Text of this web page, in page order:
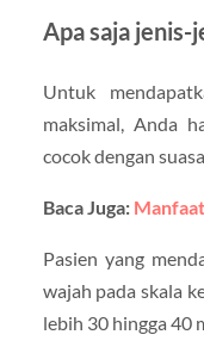
Apa saja jenis-
Untuk
maksimal, Anda
cocok dengan
Baca Juga:
Pasien yang
wajah pada skala
lebih 30 hingga 40